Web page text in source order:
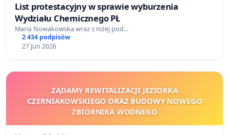
List protestacyjny w sprawie wyburzenia
Wydziału Chemicznego PŁ
Maria Nowakowska wraz z niżej pod…
2 434 podpisów
27 Jun 2026
ŻĄDAMY REWITALIZACJI JEZIORKA
CZERNIAKOWSKIEGO ORAZ BUDOWY NOWEGO
ZBIORNIKA WODNEGO